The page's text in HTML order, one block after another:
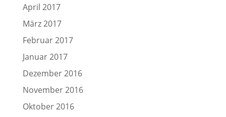
April 2017
März 2017
Februar 2017
Januar 2017
Dezember 2016
November 2016
Oktober 2016